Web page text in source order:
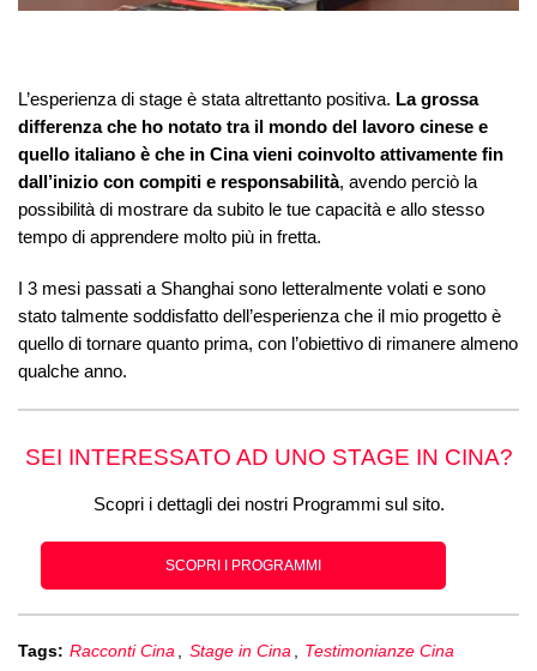
L’esperienza di stage è stata altrettanto positiva. La grossa
differenza che ho notato tra il mondo del lavoro cinese e
quello italiano è che in Cina vieni coinvolto attivamente fin
dall’inizio con compiti e responsabilità, avendo perciò la
possibilità di mostrare da subito le tue capacità e allo stesso
tempo di apprendere molto più in fretta.
I 3 mesi passati a Shanghai sono letteralmente volati e sono
stato talmente soddisfatto dell’esperienza che il mio progetto è
quello di tornare quanto prima, con l’obiettivo di rimanere almeno
qualche anno.
SEI INTERESSATO AD UNO STAGE IN CINA?
Scopri i dettagli dei nostri Programmi sul sito.
SCOPRI I PROGRAMMI
Tags: Racconti Cina Stage in Cina Testimonianze Cina